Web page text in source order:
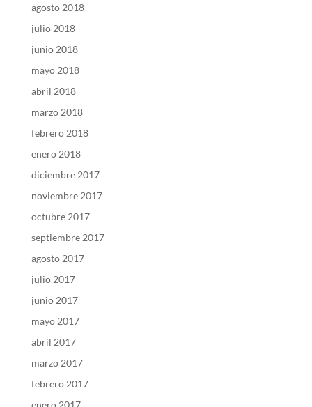
agosto 2018
julio 2018
junio 2018
mayo 2018
abril 2018
marzo 2018
febrero 2018
enero 2018
diciembre 2017
noviembre 2017
octubre 2017
septiembre 2017
agosto 2017
julio 2017
junio 2017
mayo 2017
abril 2017
marzo 2017
febrero 2017
enero 2017